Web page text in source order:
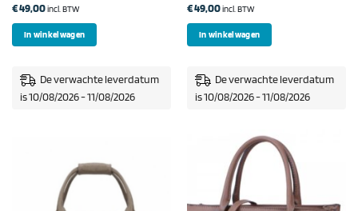
€49,00incl. BTW
In winkelwagen
De verwachte leverdatum
is 10/08/2026 - 11/08/2026
€49,00incl. BTW
In winkelwagen
De verwachte leverdatum
is 10/08/2026 - 11/08/2026